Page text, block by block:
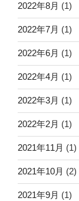
2022年8月 (1)
2022年7月 (1)
2022年6月 (1)
2022年4月 (1)
2022年3月 (1)
2022年2月 (1)
2021年11月 (1)
2021年10月 (2)
2021年9月 (1)